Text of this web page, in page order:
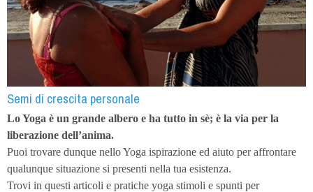
Semi di crescita personale
Lo Yoga è un grande albero e ha tutto in sè; è la via per la
liberazione dell’anima.
Puoi trovare dunque nello Yoga ispirazione ed aiuto per affrontare
qualunque situazione si presenti nella tua esistenza.
Trovi in questi articoli e pratiche yoga stimoli e spunti per